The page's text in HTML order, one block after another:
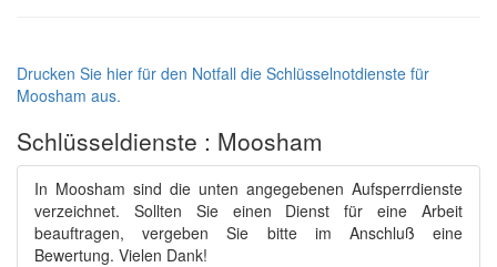
Drucken Sie hier für den Notfall die Schlüsselnotdienste für
Moosham aus.
Schlüsseldienste : Moosham
In Moosham sind die unten angegebenen Aufsperrdienste
verzeichnet. Sollten Sie einen Dienst für eine Arbeit
beauftragen, vergeben Sie bitte im Anschluß eine
Bewertung. Vielen Dank!